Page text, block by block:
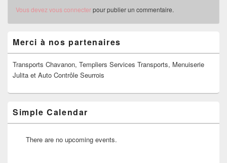
Vous devez vous connecterpour publier un commentaire.
principale
de
widget
pour
barre
Merci à nos partenaires
Transports Chavanon, Templiers Services Transports, Menuiserie
Julita et Auto Contrôle Seurrois
Simple Calendar
There are no upcoming events.